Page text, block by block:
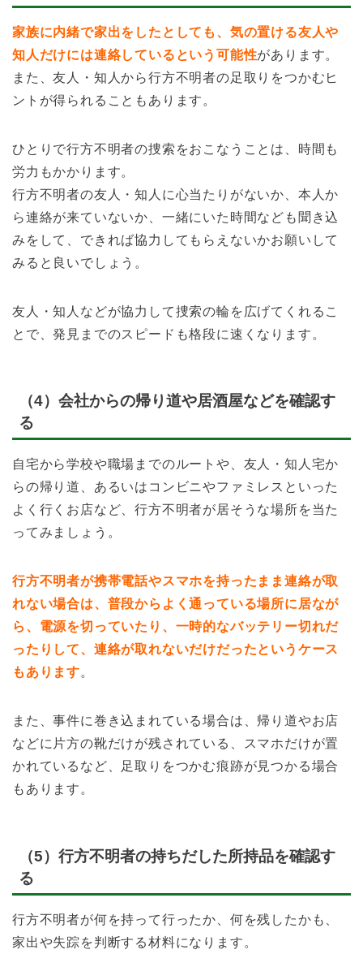
家族に内緒で家出をしたとしても、気の置ける友人や
知人だけには連絡しているという可能性があります。
また、友人・知人から行方不明者の足取りをつかむヒ
ントが得られることもあります。
ひとりで行方不明者の捜索をおこなうことは、時間も
労力もかかります。
行方不明者の友人・知人に心当たりがないか、本人か
ら連絡が来ていないか、一緒にいた時間なども聞き込
みをして、できれば協力してもらえないかお願いして
みると良いでしょう。
友人・知人などが協力して捜索の輪を広げてくれるこ
とで、発見までのスピードも格段に速くなります。
（4）会社からの帰り道や居酒屋などを確認す
る
自宅から学校や職場までのルートや、友人・知人宅か
らの帰り道、あるいはコンビニやファミレスといった
よく行くお店など、行方不明者が居そうな場所を当た
ってみましょう。
行方不明者が携帯電話やスマホを持ったまま連絡が取
れない場合は、普段からよく通っている場所に居なが
ら、電源を切っていたり、一時的なバッテリー切れだ
ったりして、連絡が取れないだけだったというケース
もあります。
また、事件に巻き込まれている場合は、帰り道やお店
などに片方の靴だけが残されている、スマホだけが置
かれているなど、足取りをつかむ痕跡が見つかる場合
もあります。
（5）行方不明者の持ちだした所持品を確認す
る
行方不明者が何を持って行ったか、何を残したかも、
家出や失踪を判断する材料になります。